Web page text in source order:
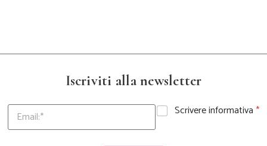
Scrivere informativa *
Iscriviti alla newsletter